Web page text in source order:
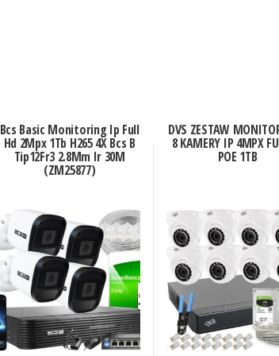
Bcs Basic Monitoring Ip Full
Hd 2Mpx 1Tb H265 4X Bcs B
Tip12Fr3 2.8Mm Ir 30M
(ZM25877)
DVS ZESTAW
8 KAMERY IP 4MPX
POE 1TB